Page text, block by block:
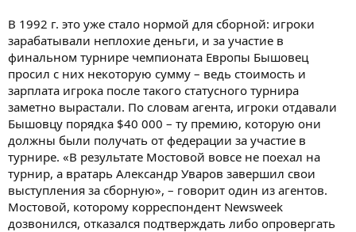
В 1992 г. это уже стало нормой для сборной: игроки
зарабатывали неплохие деньги, и за участие в
финальном турнире чемпионата Европы Бышовец
просил с них некоторую сумму – ведь стоимость и
зарплата игрока после такого статусного турнира
заметно вырастали. По словам агента, игроки отдавали
Бышовцу порядка $40 000 – ту премию, которую они
должны были получать от федерации за участие в
турнире. «В результате Мостовой вовсе не поехал на
турнир, а вратарь Александр Уваров завершил свои
выступления за сборную», – говорит один из агентов.
Мостовой, которому корреспондент Newsweek
дозвонился, отказался подтверждать либо опровергать